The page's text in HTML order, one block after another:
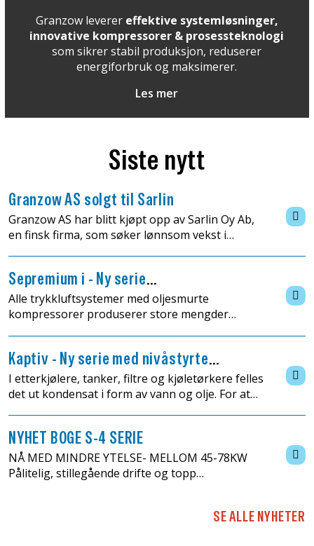
Granzow leverer effektive systemløsninger,
innovative kompressorer & prosessteknologi
som sikrer stabil produksjon, reduserer
energiforbruk og maksimerer.
Les mer
Siste nytt
Granzow AS solgt til Sarlin
Granzow AS har blitt kjøpt opp av Sarlin Oy Ab,
en finsk firma, som søker lønnsom vekst i
Granzow AB, og samler de...
Sepremium i - Ny serie
olje-/vannutskillere
Alle trykkluftsystemer med oljesmurte
kompressorer produserer store mengder
oljen fra kondensatet. M...
Kaptiv - Ny serie med nivåstyrte
kondensavtapper
I etterkjølere, tanker, filtre og kjøletørkere felles
det ut kondensat i form av vann og olje. For at
driftssik...
NYHET BOGE S-4 SERIE
NÅ MED MINDRE YTELSE- MELLOM 45-78KW
Pålitelig, stillegående drifte og topp
SE ALLE NYHETER